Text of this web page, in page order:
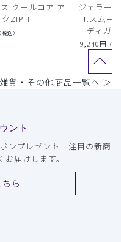
:クールコア ア
ZIP T
（税込）
ジェラー
コ:スムー
ーディガン
9,240円 （税
貨・その他商品一覧へ ＞
ント
ンプレゼント！注目の新商
届けします。
ら